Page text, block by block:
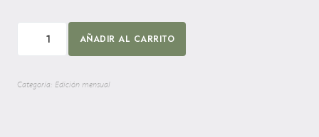
AÑADIR AL CARRITO
Categoría: Edición mensual